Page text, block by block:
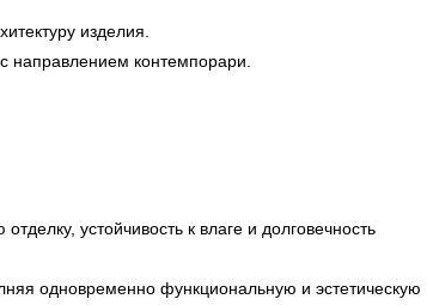
изделия.
направлением контемпорари.
устойчивость к влаге и долговечность
одновременно функциональную и эстетическую